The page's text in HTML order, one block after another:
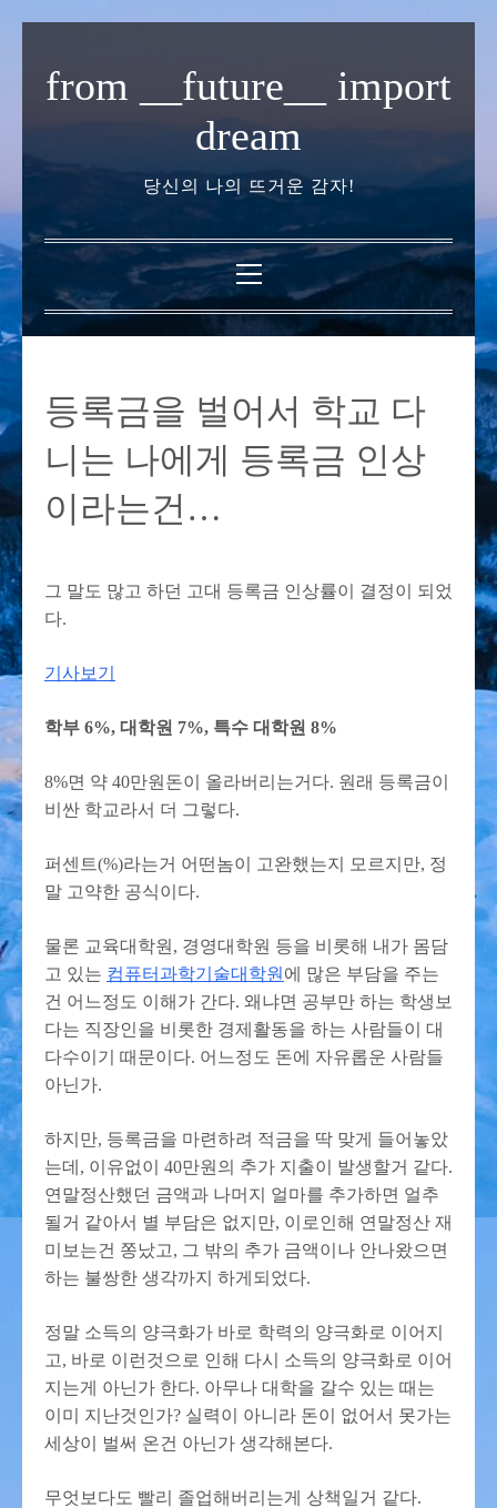
기
from __future__ import
dream
당신의 나의 뜨거운 감자!
기
본
메
뉴
등록금을 벌어서 학교 다
니는 나에게 등록금 인상
이라는건…
그 말도 많고 하던 고대 등록금 인상률이 결정이 되었
다.
기사보기
학부 6%, 대학원 7%, 특수 대학원 8%
8%면 약 40만원돈이 올라버리는거다. 원래 등록금이
비싼 학교라서 더 그렇다.
퍼센트(%)라는거 어떤놈이 고완했는지 모르지만, 정
말 고약한 공식이다.
물론 교육대학원, 경영대학원 등을 비롯해 내가 몸담
고 있는 컴퓨터과학기술대학원 에 많은 부담을 주는
건 어느정도 이해가 간다. 왜냐면 공부만 하는 학생보
다는 직장인을 비롯한 경제활동을 하는 사람들이 대
다수이기 때문이다. 어느정도 돈에 자유롭운 사람들
아닌가.
하지만, 등록금을 마련하려 적금을 딱 맞게 들어놓았
는데, 이유없이 40만원의 추가 지출이 발생할거 같다.
연말정산했던 금액과 나머지 얼마를 추가하면 얼추
될거 같아서 별 부담은 없지만, 이로인해 연말정산 재
미보는건 쫑났고, 그 밖의 추가 금액이나 안나왔으면
하는 불쌍한 생각까지 하게되었다.
정말 소득의 양극화가 바로 학력의 양극화로 이어지
고, 바로 이런것으로 인해 다시 소득의 양극화로 이어
지는게 아닌가 한다. 아무나 대학을 갈수 있는 때는
이미 지난것인가? 실력이 아니라 돈이 없어서 못가는
세상이 벌써 온건 아닌가 생각해본다.
무엇보다도 빨리 졸업해버리는게 상책일거 같다.